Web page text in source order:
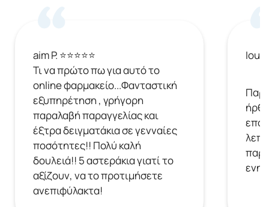
aim P. ⭐⭐⭐⭐⭐
Τι να πρώτο πω για αυτό το
online φαρμακείο...Φανταστική
εξυπηρέτηση , γρήγορη
παραλαβή παραγγελίας και
έξτρα δειγματάκια σε γενναίες
ποσότητες!! Πολύ καλή
δουλειά!! 5 αστεράκια γιατί το
αξίζουν, να το προτιμήσετε
ανεπιφύλακτα!
Ioulia